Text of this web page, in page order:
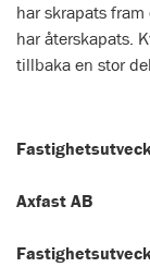
har skrapats
har återskapats.
tillbaka en stor
Axfast AB